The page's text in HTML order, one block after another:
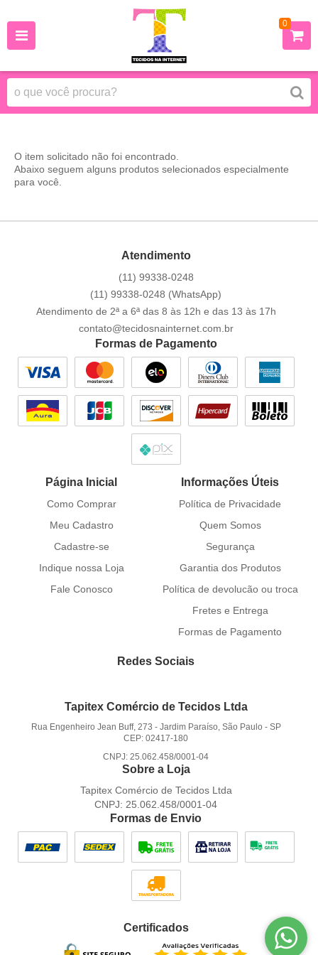
0
O item solicitado não foi encontrado.
Abaixo seguem alguns produtos selecionados especialmente
para você.
Atendimento
(11) 99338-0248
(11) 99338-0248 (WhatsApp)
Atendimento de 2ª a 6ª das 8 às 12h e das 13 às 17h
contato@tecidosnainternet.com.br
Formas de Pagamento
Página Inicial
Como Comprar
Meu Cadastro
Cadastre-se
Indique nossa Loja
Fale Conosco
Informações Úteis
Política de Privacidade
Quem Somos
Segurança
Garantia dos Produtos
Política de devolucão ou troca
Fretes e Entrega
Formas de Pagamento
Redes Sociais
Tapitex Comércio de Tecidos Ltda
Rua Engenheiro Jean Buff, 273 - Jardim Paraíso, São Paulo - SP
CEP: 02417-180
CNPJ: 25.062.458/0001-04
Sobre a Loja
Tapitex Comércio de Tecidos Ltda
CNPJ: 25.062.458/0001-04
Formas de Envio
Certificados